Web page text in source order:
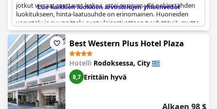
jotkut vieraat saattavat kokea, ettei se aivan yllä neljän tähden
luokitukseen, hinta-laatusuhde on erinomainen. Huoneiden
varustelu ja suunnittelu ovat yleisesti ottaen tyydyttäviä, mutta
jotkut vieraat olivat pettyneitä maksuttomien kylpyhuoneen
hygieniatuotteiden puuttumiseen. Vaikka hotelli ei ole
täydellinen, sen kerrotaan olevan siisti ja hyvin hoidettu. Kaiken
kaikkiaan Atlantis on vankka valinta matkailijoille, jotka etsivät
edullisempaa boutique-hotellivaihtoehtoa erinomaisella
paikalla.
Lue kaikkien luokkien arvostelujen yhteenvedot
Best Western Plus Hotel Plaza
Hotelli Rodoksessa, City
8,7 Erittäin hyvä
Alkaen 98 $